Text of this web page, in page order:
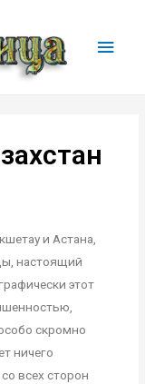
и Астана,
настоящий
этот
скромно
ничего
всех сторон